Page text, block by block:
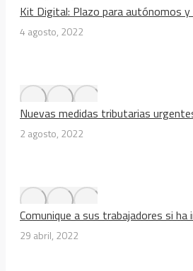
Kit Digital: Plazo para autónomos
4 agosto, 2022
Nuevas medidas tributarias
2 agosto, 2022
Comunique a sus trabajadores si
29 abril, 2022